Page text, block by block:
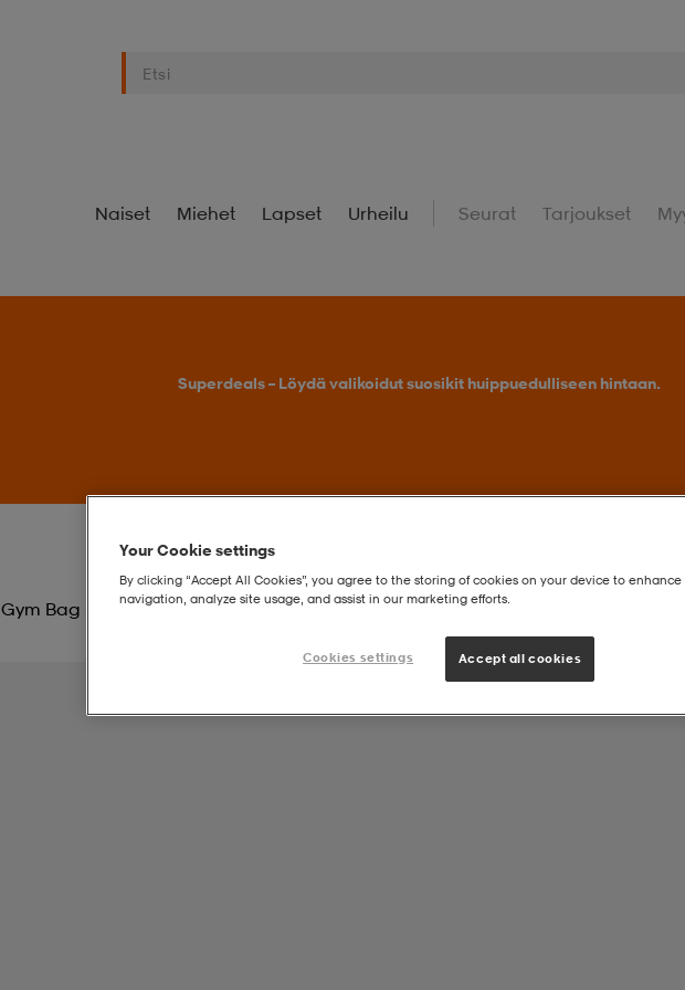
Naiset Miehet Lapset Urheilu Seurat Tarjoukset
Superdeals – Löydä valikoidut suosikit huippuedulliseen hintaan.
Gym Bag
Your Cookie settings
By clicking “Accept All Cookies”, you agree to the storing of cookies on your device to enhance
navigation, analyze site usage, and assist in our marketing efforts.
Cookies settings Accept all cookies